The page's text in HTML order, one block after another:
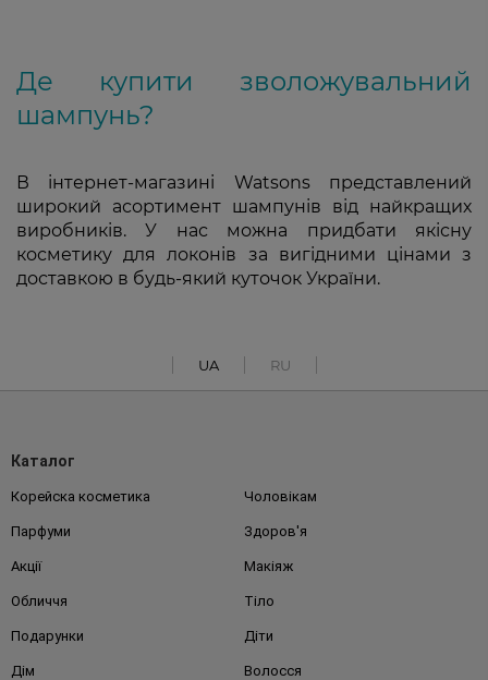
Де купити зволожувальний
шампунь?
В інтернет-магазині Watsons представлений
широкий асортимент шампунів від найкращих
виробників. У нас можна придбати якісну
косметику для локонів за вигідними цінами з
доставкою в будь-який куточок України.
UA RU
Каталог
Корейска косметика Чоловікам
Парфуми Здоров'я
Акції Макіяж
Обличчя Тіло
Подарунки Діти
Дім Волосся